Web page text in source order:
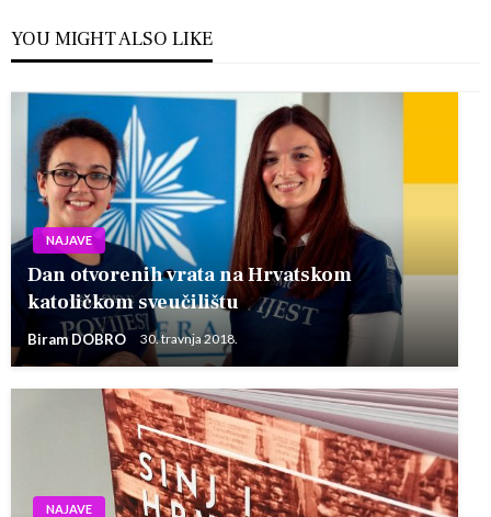
YOU MIGHT ALSO LIKE
NAJAVE
Dan otvorenih vrata na Hrvatskom
katoličkom sveučilištu
Biram DOBRO 30. travnja 2018.
NAJAVE